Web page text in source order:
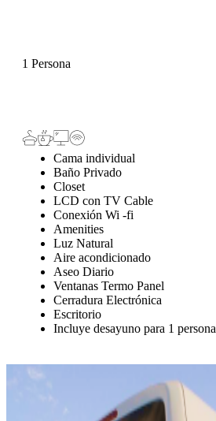
1 Persona
Cama individual
Baño Privado
Closet
LCD con TV Cable
Conexión Wi -fi
Amenities
Luz Natural
Aire acondicionado
Aseo Diario
Ventanas Termo Panel
Cerradura Electrónica
Escritorio
Incluye desayuno para 1 persona